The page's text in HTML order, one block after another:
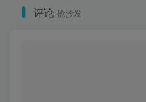
评论 抢沙发